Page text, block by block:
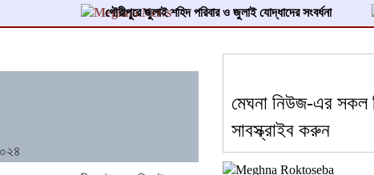
গৌরীপুরে জুলাই শহিদ পরিবার ও জুলাই যোদ্ধাদের সংবর্ধনা
মেঘনা নিউজ-এর সকল
সাবস্ক্রাইব করুন